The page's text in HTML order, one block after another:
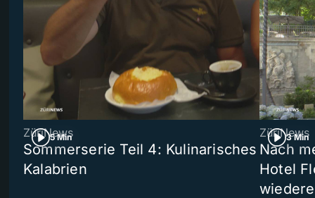
5 Min
ZüriNews
Sommerserie Teil 4: Kulinarisches
Kalabrien
3 Min
ZüriNews
Nach
Hotel